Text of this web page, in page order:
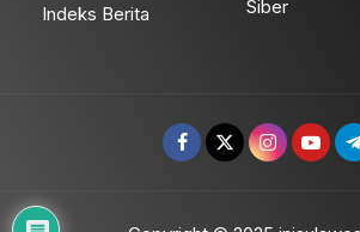
Indeks Berita
Siber